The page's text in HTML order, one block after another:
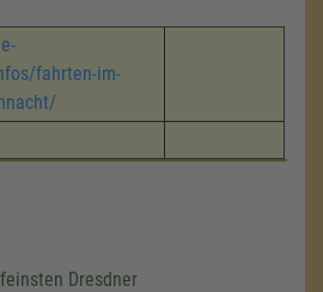
fahrten-im-
Dresdner